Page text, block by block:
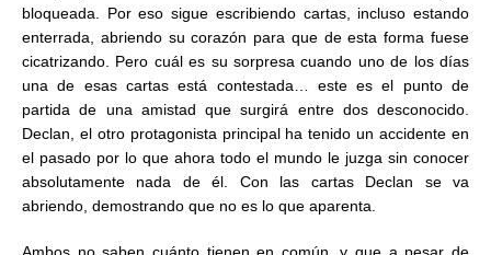
bloqueada. Por eso sigue escribiendo cartas, incluso estando
enterrada, abriendo su corazón para que de esta forma fuese
cicatrizando. Pero cuál es su sorpresa cuando uno de los días
una de esas cartas está contestada… este es el punto de
partida de una amistad que surgirá entre dos desconocido.
Declan, el otro protagonista principal ha tenido un accidente en
el pasado por lo que ahora todo el mundo le juzga sin conocer
absolutamente nada de él. Con las cartas Declan se va
abriendo, demostrando que no es lo que aparenta.